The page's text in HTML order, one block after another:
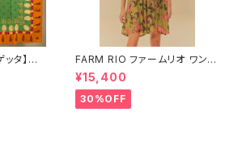
タ】カ
FARM RIO ファームリオ ワンピ
ース Aurora Floral
¥15,400
30%OFF